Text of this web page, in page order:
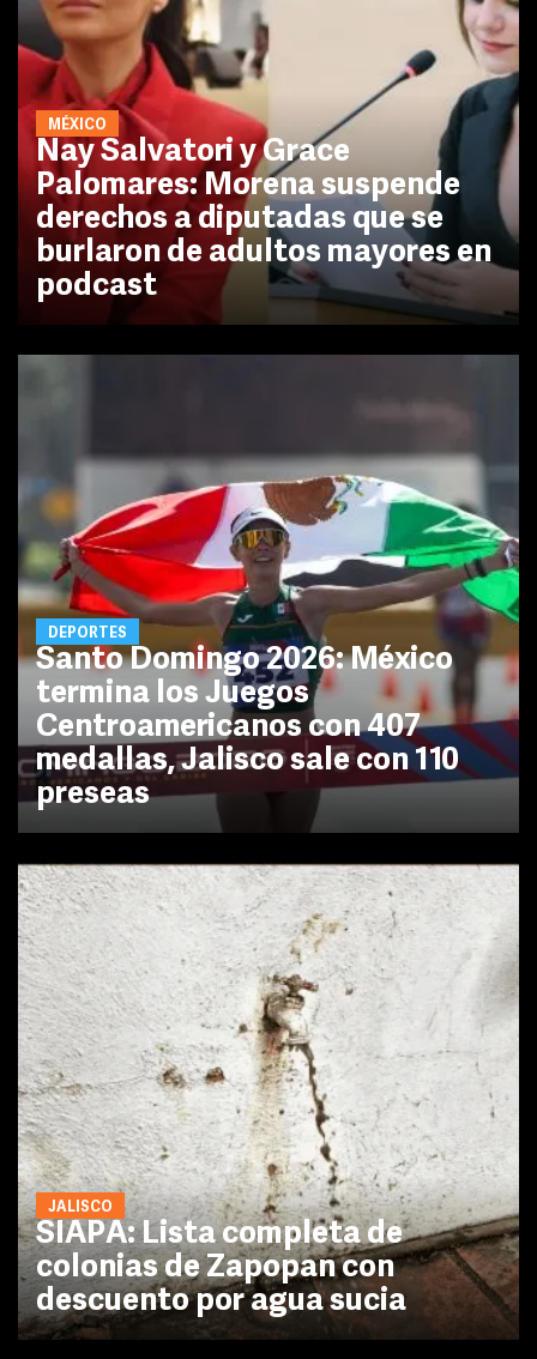
MÉXICO
Nay Salvatori y Grace
Palomares: Morena suspende
derechos a diputadas que se
burlaron de adultos mayores en
podcast
DEPORTES
Santo Domingo 2026: México
termina los Juegos
Centroamericanos con 407
medallas, Jalisco sale con 110
preseas
JALISCO
SIAPA: Lista completa de
colonias de Zapopan con
descuento por agua sucia